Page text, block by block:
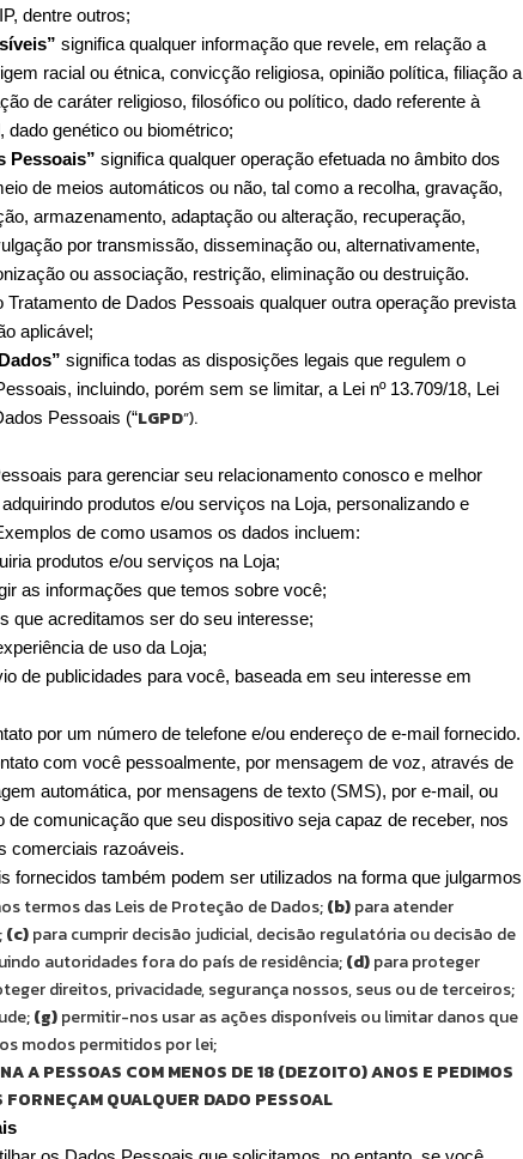
dentre outros;
significa qualquer informação que revele, em relação a
racial ou étnica, convicção religiosa, opinião política, filiação a
de caráter religioso, filosófico ou político, dado referente à
dado genético ou biométrico;
Pessoais” significa qualquer operação efetuada no âmbito dos
de meios automáticos ou não, tal como a recolha, gravação,
armazenamento, adaptação ou alteração, recuperação,
por transmissão, disseminação ou, alternativamente,
ou associação, restrição, eliminação ou destruição.
Tratamento de Dados Pessoais qualquer outra operação prevista
aplicável;
significa todas as disposições legais que regulem o
incluindo, porém sem se limitar, a Lei nº 13.709/18, Lei
Pessoais (“LGPD”).
para gerenciar seu relacionamento conosco e melhor
produtos e/ou serviços na Loja, personalizando e
de como usamos os dados incluem:
produtos e/ou serviços na Loja;
as informações que temos sobre você;
que acreditamos ser do seu interesse;
de uso da Loja;
de publicidades para você, baseada em seu interesse em
por um número de telefone e/ou endereço de e-mail fornecido.
com você pessoalmente, por mensagem de voz, através de
automática, por mensagens de texto (SMS), por e-mail, ou
de comunicação que seu dispositivo seja capaz de receber, nos
comerciais razoáveis.
fornecidos também podem ser utilizados na forma que julgarmos
termos das Leis de Proteção de Dados; (b) para atender
(c) para cumprir decisão judicial, decisão regulatória ou decisão de
autoridades fora do país de residência; (d) para proteger
(g) permitir-nos usar as ações disponíveis ou limitar danos que
modos permitidos por lei;
A PESSOAS COM MENOS DE 18 (DEZOITO) ANOS E PEDIMOS
QUALQUER DADO PESSOAL